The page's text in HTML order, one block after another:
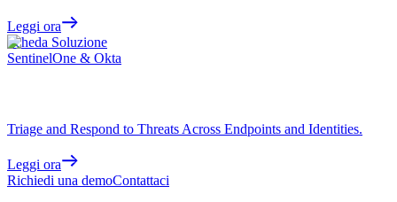
Leggi ora
Scheda Soluzione
SentinelOne & Okta
Triage and Respond to Threats Across Endpoints and Identities.
Leggi ora
Richiedi una demoContattaci